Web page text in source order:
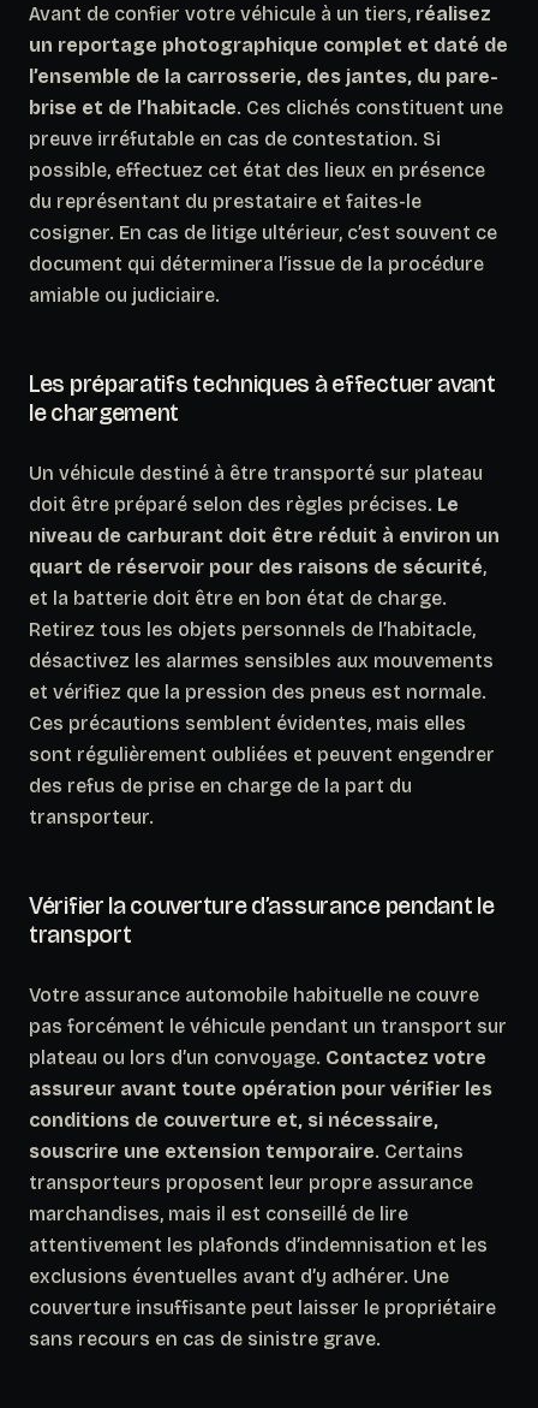
Avant de confier votre véhicule à un tiers, réalisez
un reportage photographique complet et daté de
l’ensemble de la carrosserie, des jantes, du pare-
brise et de l’habitacle. Ces clichés constituent une
preuve irréfutable en cas de contestation. Si
possible, effectuez cet état des lieux en présence
du représentant du prestataire et faites-le
cosigner. En cas de litige ultérieur, c’est souvent ce
document qui déterminera l’issue de la procédure
amiable ou judiciaire.
Les préparatifs techniques à effectuer avant
le chargement
Un véhicule destiné à être transporté sur plateau
doit être préparé selon des règles précises. Le
niveau de carburant doit être réduit à environ un
quart de réservoir pour des raisons de sécurité,
et la batterie doit être en bon état de charge.
Retirez tous les objets personnels de l’habitacle,
désactivez les alarmes sensibles aux mouvements
et vérifiez que la pression des pneus est normale.
Ces précautions semblent évidentes, mais elles
sont régulièrement oubliées et peuvent engendrer
des refus de prise en charge de la part du
transporteur.
Vérifier la couverture d’assurance pendant le
transport
Votre assurance automobile habituelle ne couvre
pas forcément le véhicule pendant un transport sur
plateau ou lors d’un convoyage. Contactez votre
assureur avant toute opération pour vérifier les
conditions de couverture et, si nécessaire,
souscrire une extension temporaire. Certains
transporteurs proposent leur propre assurance
marchandises, mais il est conseillé de lire
attentivement les plafonds d’indemnisation et les
exclusions éventuelles avant d’y adhérer. Une
couverture insuffisante peut laisser le propriétaire
sans recours en cas de sinistre grave.